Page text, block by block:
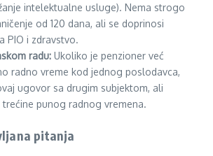
intelektualne usluge). Nema strogo
od 120 dana, ali se doprinosi
PIO i zdravstvo.
radu: Ukoliko je penzioner već
radno vreme kod jednog poslodavca,
ugovor sa drugim subjektom, ali
trećine punog radnog vremena.
pitanja